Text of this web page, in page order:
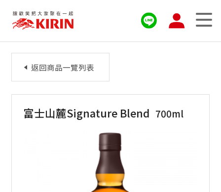
富士山麓Signature Blend 700ml
返回商品一覽列表